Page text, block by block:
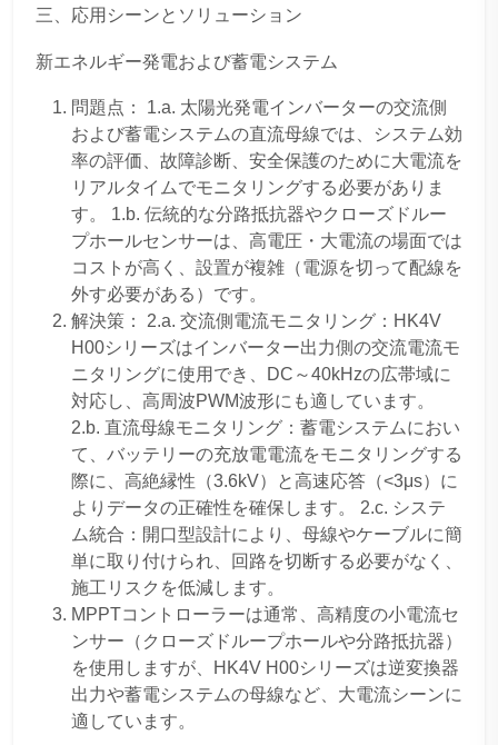
三、応用シーンとソリューション
新エネルギー発電および蓄電システム
問題点： 1.a. 太陽光発電インバーターの交流側
および蓄電システムの直流母線では、システム効
率の評価、故障診断、安全保護のために大電流を
リアルタイムでモニタリングする必要がありま
す。 1.b. 伝統的な分路抵抗器やクローズドルー
プホールセンサーは、高電圧・大電流の場面では
コストが高く、設置が複雑（電源を切って配線を
外す必要がある）です。
解決策： 2.a. 交流側電流モニタリング：HK4V
H00シリーズはインバーター出力側の交流電流モ
ニタリングに使用でき、DC～40kHzの広帯域に
対応し、高周波PWM波形にも適しています。
2.b. 直流母線モニタリング：蓄電システムにおい
て、バッテリーの充放電電流をモニタリングする
際に、高絶縁性（3.6kV）と高速応答（<3μs）に
よりデータの正確性を確保します。 2.c. システ
ム統合：開口型設計により、母線やケーブルに簡
単に取り付けられ、回路を切断する必要がなく、
施工リスクを低減します。
MPPTコントローラーは通常、高精度の小電流セ
ンサー（クローズドループホールや分路抵抗器）
を使用しますが、HK4V H00シリーズは逆変換器
出力や蓄電システムの母線など、大電流シーンに
適しています。